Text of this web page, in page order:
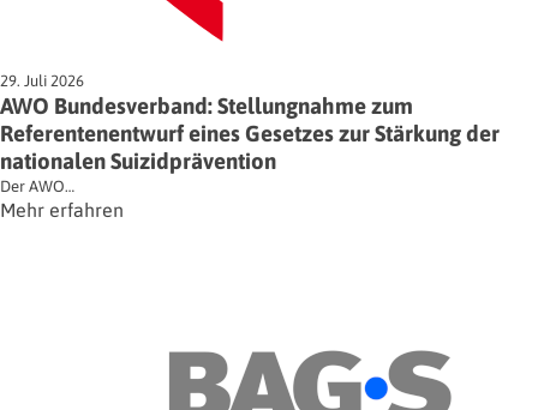
29. Juli 2026
AWO Bundesverband: Stellungnahme zum
Referentenentwurf eines Gesetzes zur Stärkung der
nationalen Suizidprävention
Der AWO…
Mehr erfahren